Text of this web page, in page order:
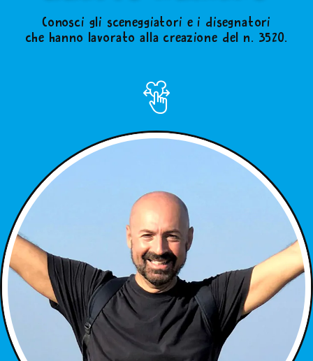
Conosci gli sceneggiatori e i disegnatori
che hanno lavorato alla creazione del n. 3520.